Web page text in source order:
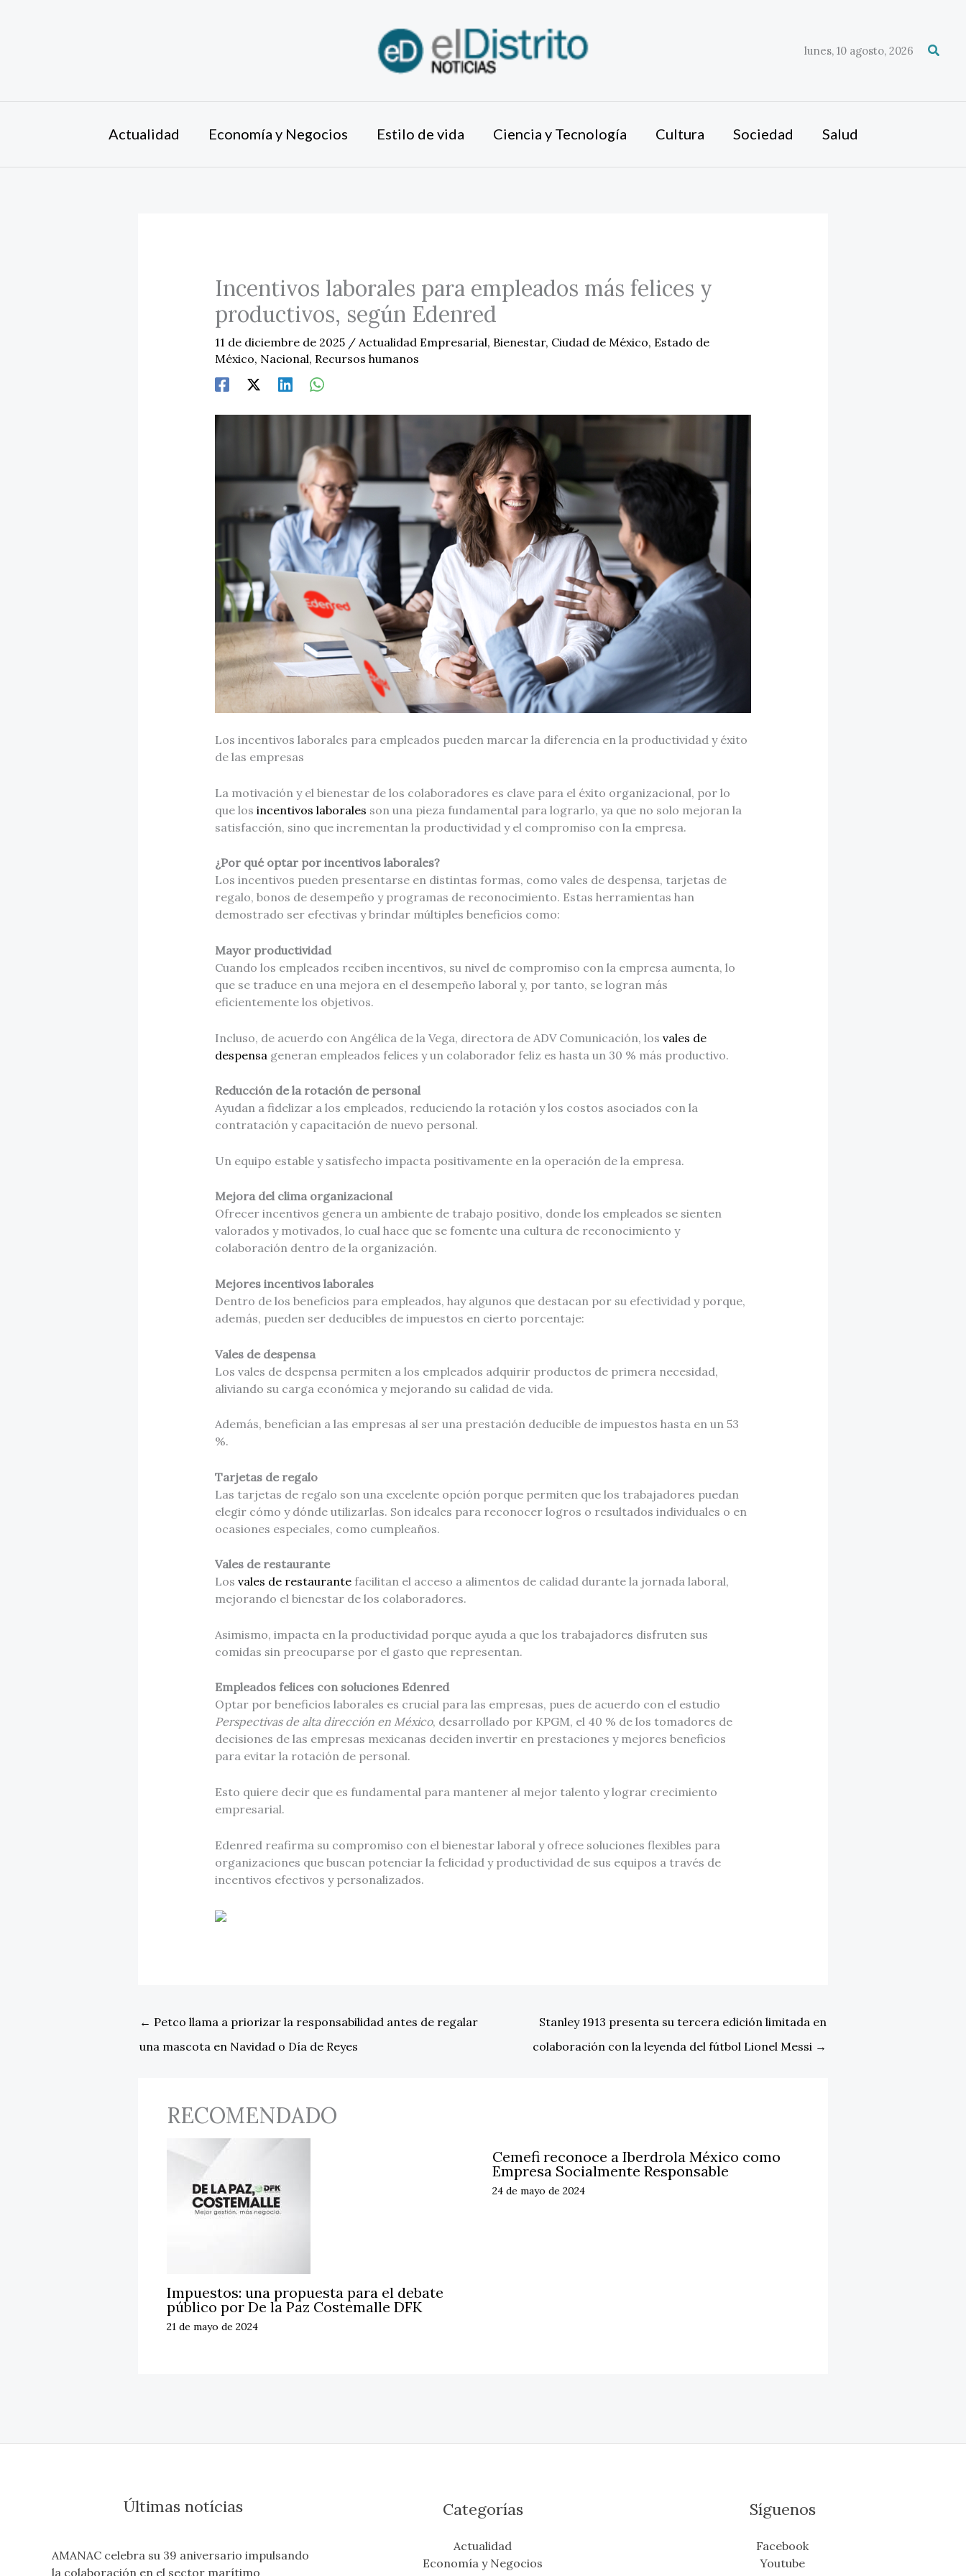
lunes, 10 agosto, 2026
Actualidad Economía y Negocios Estilo de vida Ciencia y Tecnología Cultura Sociedad Salud
Incentivos laborales para empleados más felices y
productivos, según Edenred
11 de diciembre de 2025 / Actualidad Empresarial, Bienestar, Ciudad de México, Estado de
México, Nacional, Recursos humanos
Los incentivos laborales para empleados pueden marcar la diferencia en la productividad y éxito
de las empresas
La motivación y el bienestar de los colaboradores es clave para el éxito organizacional, por lo
que los incentivos laborales son una pieza fundamental para lograrlo, ya que no solo mejoran la
satisfacción, sino que incrementan la productividad y el compromiso con la empresa.
¿Por qué optar por incentivos laborales?
Los incentivos pueden presentarse en distintas formas, como vales de despensa, tarjetas de
regalo, bonos de desempeño y programas de reconocimiento. Estas herramientas han
demostrado ser efectivas y brindar múltiples beneficios como:
Mayor productividad
Cuando los empleados reciben incentivos, su nivel de compromiso con la empresa aumenta, lo
que se traduce en una mejora en el desempeño laboral y, por tanto, se logran más
eficientemente los objetivos.
Incluso, de acuerdo con Angélica de la Vega, directora de ADV Comunicación, los vales de
despensa generan empleados felices y un colaborador feliz es hasta un 30 % más productivo.
Reducción de la rotación de personal
Ayudan a fidelizar a los empleados, reduciendo la rotación y los costos asociados con la
contratación y capacitación de nuevo personal.
Un equipo estable y satisfecho impacta positivamente en la operación de la empresa.
Mejora del clima organizacional
Ofrecer incentivos genera un ambiente de trabajo positivo, donde los empleados se sienten
valorados y motivados, lo cual hace que se fomente una cultura de reconocimiento y
colaboración dentro de la organización.
Mejores incentivos laborales
Dentro de los beneficios para empleados, hay algunos que destacan por su efectividad y porque,
además, pueden ser deducibles de impuestos en cierto porcentaje:
Vales de despensa
Los vales de despensa permiten a los empleados adquirir productos de primera necesidad,
aliviando su carga económica y mejorando su calidad de vida.
Además, benefician a las empresas al ser una prestación deducible de impuestos hasta en un 53
%.
Tarjetas de regalo
Las tarjetas de regalo son una excelente opción porque permiten que los trabajadores puedan
elegir cómo y dónde utilizarlas. Son ideales para reconocer logros o resultados individuales o en
ocasiones especiales, como cumpleaños.
Vales de restaurante
Los vales de restaurantefacilitan el acceso a alimentos de calidad durante la jornada laboral,
mejorando el bienestar de los colaboradores.
Asimismo, impacta en la productividad porque ayuda a que los trabajadores disfruten sus
comidas sin preocuparse por el gasto que representan.
Empleados felices con soluciones Edenred
Optar por beneficios laborales es crucial para las empresas, pues de acuerdo con el estudio
Perspectivas de alta dirección en México, desarrollado por KPGM, el 40 % de los tomadores de
decisiones de las empresas mexicanas deciden invertir en prestaciones y mejores beneficios
para evitar la rotación de personal.
Esto quiere decir que es fundamental para mantener al mejor talento y lograr crecimiento
empresarial.
Edenred reafirma su compromiso con el bienestar laboral y ofrece soluciones flexibles para
organizaciones que buscan potenciar la felicidad y productividad de sus equipos a través de
incentivos efectivos y personalizados.
← Petco llama a priorizar la responsabilidad antes de regalar
una mascota en Navidad o Día de Reyes
Stanley 1913 presenta su tercera edición limitada en
colaboración con la leyenda del fútbol Lionel Messi →
RECOMENDADO
Impuestos: una propuesta para el debate
público por De la Paz Costemalle DFK
21 de mayo de 2024
Cemefi reconoce a Iberdrola México como
Empresa Socialmente Responsable
24 de mayo de 2024
Últimas notícias
AMANAC celebra su 39 aniversario impulsando
la colaboración en el sector marítimo
Categorías
Actualidad
Economía y Negocios
Síguenos
Facebook
Youtube